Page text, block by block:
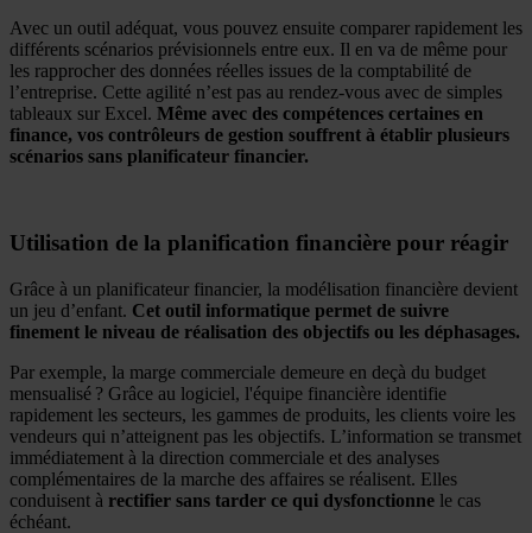
Avec un outil adéquat, vous pouvez ensuite comparer rapidement les
différents scénarios prévisionnels entre eux. Il en va de même pour
les rapprocher des données réelles issues de la comptabilité de
l’entreprise. Cette agilité n’est pas au rendez-vous avec de simples
tableaux sur Excel. Même avec des compétences certaines en
finance, vos contrôleurs de gestion souffrent à établir plusieurs
scénarios sans planificateur financier.
Utilisation de la planification financière pour réagir
Grâce à un planificateur financier, la modélisation financière devient
un jeu d’enfant. Cet outil informatique permet de suivre
finement le niveau de réalisation des objectifs ou les déphasages.
Par exemple, la marge commerciale demeure en deçà du budget
mensualisé ? Grâce au logiciel, l'équipe financière identifie
rapidement les secteurs, les gammes de produits, les clients voire les
vendeurs qui n’atteignent pas les objectifs. L’information se transmet
immédiatement à la direction commerciale et des analyses
complémentaires de la marche des affaires se réalisent. Elles
conduisent à rectifier sans tarder ce qui dysfonctionne le cas
échéant.